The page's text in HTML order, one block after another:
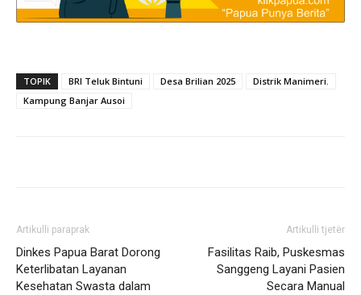
TOPIK BRI Teluk Bintuni Desa Brilian 2025
Distrik Manimeri.
Kampung Banjar Ausoi
Artikulli paraprak
Dinkes Papua Barat Dorong
Keterlibatan Layanan
Kesehatan Swasta dalam
Artikulli tjetër
Fasilitas Raib, Puskesmas
Sanggeng Layani Pasien
Secara Manual